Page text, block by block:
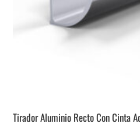
Tirador Aluminio Recto Con Cinta